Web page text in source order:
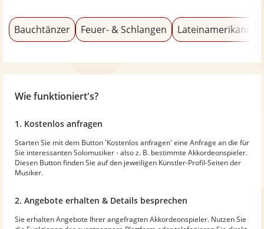
Bauchtänzer Feuer- & Schlangen
Wie funktioniert's?
1. Kostenlos anfragen
Starten Sie mit dem Button 'Kostenlos anfragen' eine Anfrage an die für
Sie interessanten Solomusiker - also z. B. bestimmte Akkordeonspieler.
Diesen Button finden Sie auf den jeweiligen Künstler-Profil-Seiten der
Musiker.
2. Angebote erhalten & Details besprechen
Sie erhalten Angebote Ihrer angefragten Akkordeonspieler. Nutzen Sie